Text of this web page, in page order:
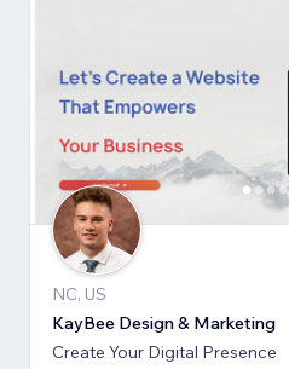
NC, US
KayBee Design & Marketing
Create Your Digital Presence